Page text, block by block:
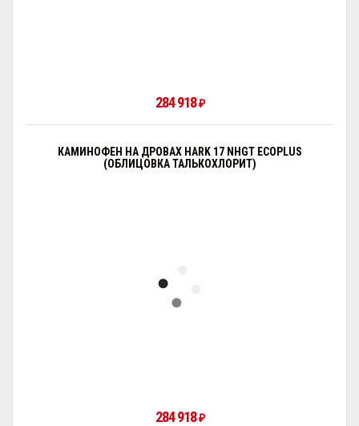
284 918₽
КАМИНОФЕН НА ДРОВАХ HARK 17 NHGT ECOPLUS
(ОБЛИЦОВКА ТАЛЬКОХЛОРИТ)
284 918₽